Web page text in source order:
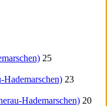
25
23
Hademarschen) 20